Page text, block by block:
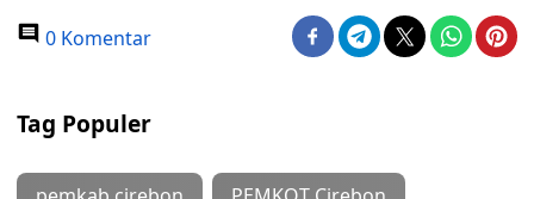
0 Komentar
Tag Populer